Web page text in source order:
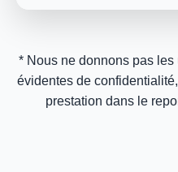
* Nous ne donnons pas
évidentes de
prestation dans le